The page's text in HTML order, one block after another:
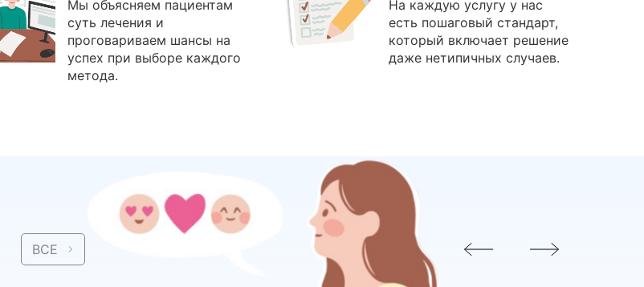
Мы объясняем пациентам
суть лечения и
проговариваем шансы на
успех при выборе каждого
метода.
На каждую услугу у нас
есть пошаговый стандарт,
который включает решение
даже нетипичных случаев.
ВСЕ